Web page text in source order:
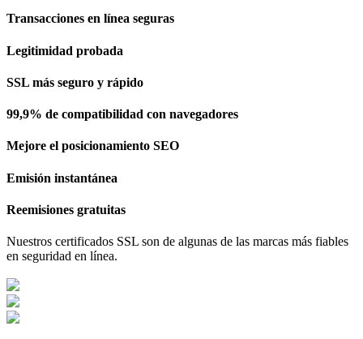
Transacciones en línea seguras
Legitimidad probada
SSL más seguro y rápido
99,9% de compatibilidad con navegadores
Mejore el posicionamiento SEO
Emisión instantánea
Reemisiones gratuitas
Nuestros certificados SSL son de algunas de las marcas más fiables
en seguridad en línea.